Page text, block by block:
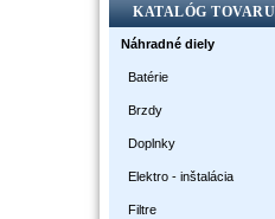
KATALÓG TOVARU
Náhradné diely
Batérie
Brzdy
Doplnky
Elektro - inštalácia
Filtre